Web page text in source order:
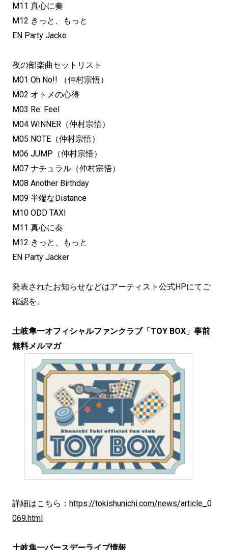
M11 真心に奏
M12 きっと、もっと
EN Party Jacke
夜の部楽曲セットリスト
M01 Oh No!! （仲村宗悟）
M02 オトメの心得
M03 Re: Feel
M04 WINNER（仲村宗悟）
M05 NOTE（仲村宗悟）
M06 JUMP（仲村宗悟）
M07 ナチュラル（仲村宗悟）
M08 Another Birthday
M09 半端なDistance
M10 ODD TAXI
M11 真心に奏
M12 きっと、もっと
EN Party Jacker
発表されたお知らせなどはアーティスト公式HPにてご
確認を。
土岐隼一オフィシャルファンクラブ「TOY BOX」事前
無料メルマガ
詳細はこちら： https://tokishunichi.com/news/article_0
069.html
土岐隼一バースデーライブ情報